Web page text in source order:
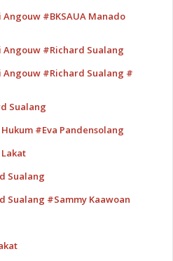
#BKSAUA Manado
#Richard Sualang
#Richard Sualang #
Sualang
#Eva Pandensolang
Sualang
Sualang #Sammy Kaawoan